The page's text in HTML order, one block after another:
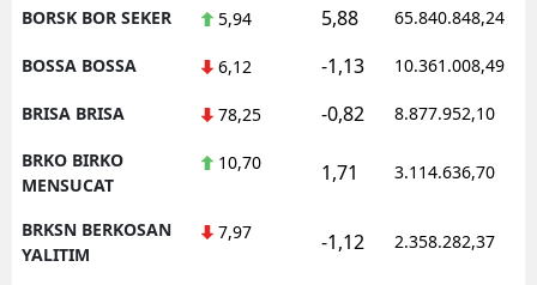
BORSK BOR SEKER 5,94 5,88 65.840.848,24
BOSSA BOSSA 6,12 -1,13 10.361.008,49
BRISA BRISA 78,25 -0,82 8.877.952,10
BRKO BIRKO
MENSUCAT
10,70 1,71 3.114.636,70
BRKSN BERKOSAN
YALITIM
7,97 -1,12 2.358.282,37